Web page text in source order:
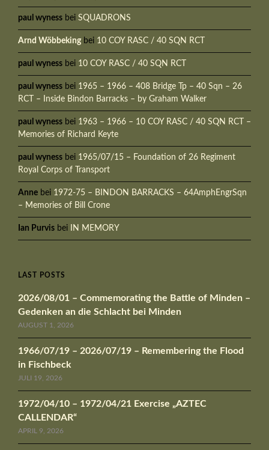
paul wyness bei SQUADRONS
Arnd Wöbbekingbei 10 COY RASC / 40 SQN RCT
paul wyness bei 10 COY RASC / 40 SQN RCT
paul wyness bei 1965 – 1966 – 408 Bridge Tp – 40 Sqn – 26
RCT – Inside Bindon Barracks – by Graham Walker
paul wyness bei 1963 – 1966 – 10 COY RASC / 40 SQN RCT –
Memories of Richard Keyte
paul wyness bei 1965/07/15 – Foundation of 26 Regiment
Royal Corps of Transport
Anne bei 1972-75 – BINDON BARRACKS – 64AmphEngrSqn
– Memories of Bill Crone
Ian Purvis bei IN MEMORY
LAST POSTS
2026/08/01 – Commemorating the Battle of Minden –
Gedenken an die Schlacht bei Minden
AUGUST 1, 2026
1966/07/19 – 2026/07/19 – Remembering the Flood
in Fischbeck
JULI 19, 2026
1972/04/10 – 1972/04/21 Exercise „AZTEC
CALLENDAR“
APRIL 9, 2026